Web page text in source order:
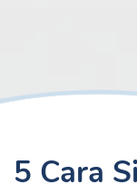
5 Cara